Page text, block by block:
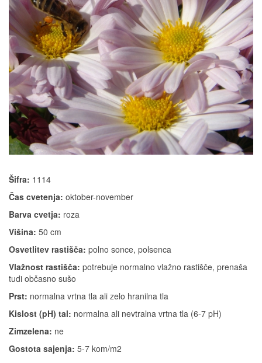
Šifra: 1114
Čas cvetenja: oktober-november
Barva cvetja: roza
Višina: 50 cm
Osvetlitev rastišča: polno sonce, polsenca
Vlažnost rastišča: potrebuje normalno vlažno rastišče, prenaša
tudi občasno sušo
Prst: normalna vrtna tla ali zelo hranilna tla
Kislost (pH) tal: normalna ali nevtralna vrtna tla (6-7 pH)
Zimzelena: ne
Gostota sajenja: 5-7 kom/m2